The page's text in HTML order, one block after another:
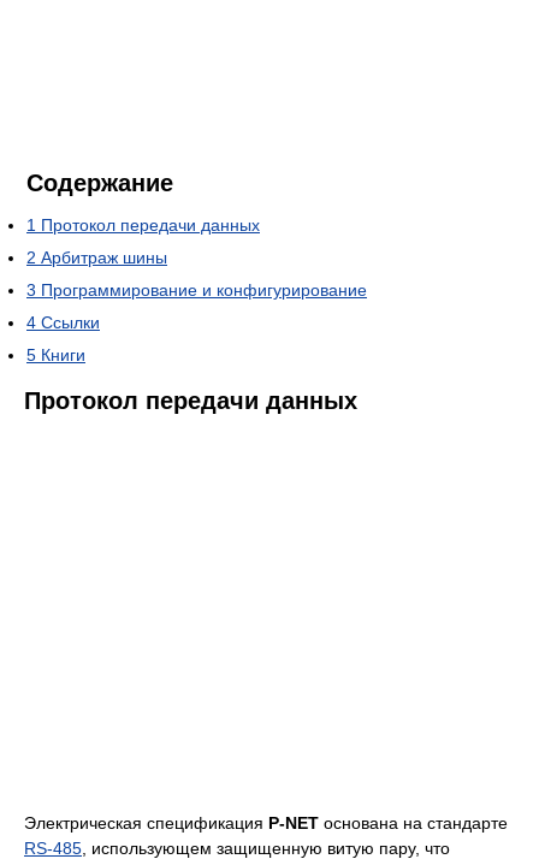
Содержание
1 Протокол передачи данных
2 Арбитраж шины
3 Программирование и конфигурирование
4 Ссылки
5 Книги
Протокол передачи данных
Электрическая спецификация P-NET основана на стандарте
RS-485 , использующем защищенную витую пару, что